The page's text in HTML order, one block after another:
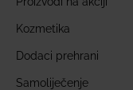
Kozmetika
Dodaci prehrani
Samoliječenje